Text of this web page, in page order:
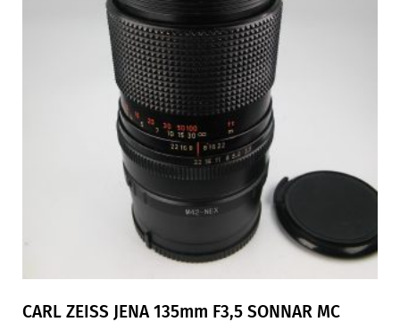
CARL ZEISS JENA 135mm F3,5 SONNAR MC